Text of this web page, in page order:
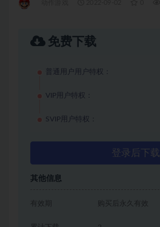
免费下载
普通用户用户特权：
VIP用户特权：
SVIP用户特权：
登录后下载
其他信息
有效期 购买后永久有效